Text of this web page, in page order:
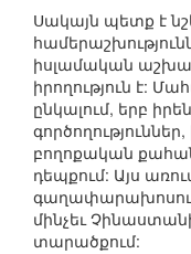
Սակայն պետք է
իսլամական
իրողություն է:
ընկալում, երբ
բողոքական
դեպքում: Այս
մինչեւ
տարածքում: